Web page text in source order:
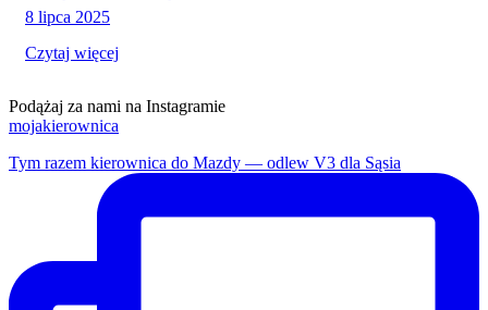
8 lipca 2025
Czytaj więcej
Podążaj za nami na Instagramie
mojakierownica
Tym razem kierownica do Mazdy — odlew V3 dla Sąsia